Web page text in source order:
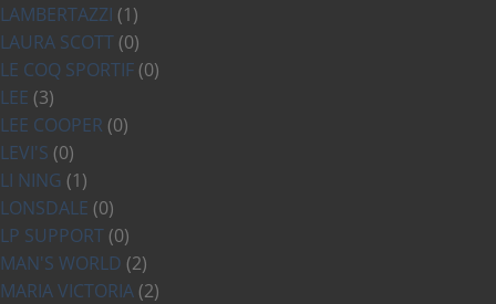
LAMBERTAZZI (1)
LAURA SCOTT (0)
LE COQ SPORTIF (0)
LEE (3)
LEE COOPER (0)
LEVI'S (0)
LI NING (1)
LONSDALE (0)
LP SUPPORT (0)
MAN'S WORLD (2)
MARIA VICTORIA (2)